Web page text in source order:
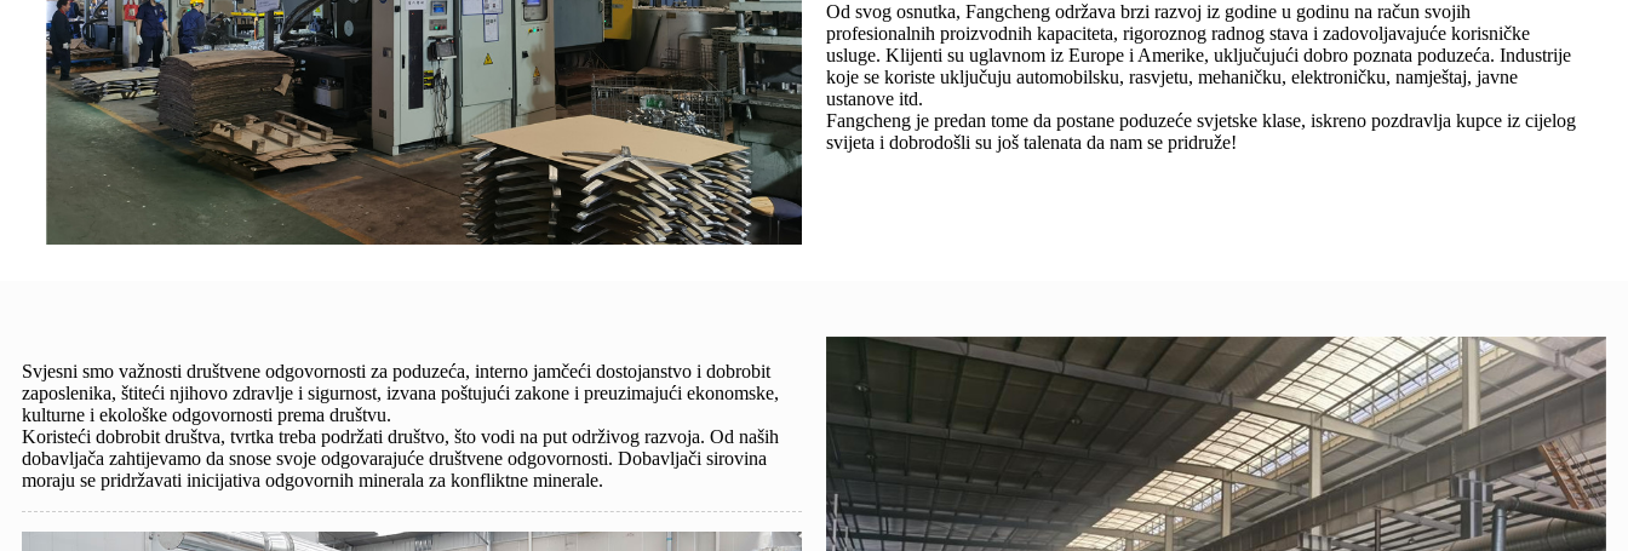
Od svog osnutka, Fangcheng održava brzi razvoj iz godine u godinu na račun svojih
profesionalnih proizvodnih kapaciteta, rigoroznog radnog stava i zadovoljavajuće korisničke
usluge. Klijenti su uglavnom iz Europe i Amerike, uključujući dobro poznata poduzeća. Industrije
koje se koriste uključuju automobilsku, rasvjetu, mehaničku, elektroničku, namještaj, javne
ustanove itd.
Fangcheng je predan tome da postane poduzeće svjetske klase, iskreno pozdravlja kupce iz cijelog
svijeta i dobrodošli su još talenata da nam se pridruže!
Svjesni smo važnosti društvene odgovornosti za poduzeća, interno jamčeći dostojanstvo i dobrobit
zaposlenika, štiteći njihovo zdravlje i sigurnost, izvana poštujući zakone i preuzimajući ekonomske,
kulturne i ekološke odgovornosti prema društvu.
Koristeći dobrobit društva, tvrtka treba podržati društvo, što vodi na put održivog razvoja. Od naših
dobavljača zahtijevamo da snose svoje odgovarajuće društvene odgovornosti. Dobavljači sirovina
moraju se pridržavati inicijativa odgovornih minerala za konfliktne minerale.